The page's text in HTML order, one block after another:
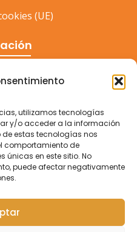
utilizamos tecnologías
y/o acceder a la información
de estas tecnologías nos
comportamiento de
únicas en este sitio. No
puede afectar negativamente
(UE)